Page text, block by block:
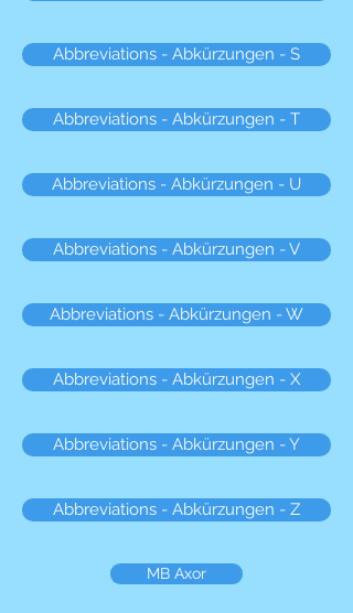
Abbreviations - Abkürzungen - S
Abbreviations - Abkürzungen - T
Abbreviations - Abkürzungen - U
Abbreviations - Abkürzungen - V
Abbreviations - Abkürzungen - W
Abbreviations - Abkürzungen - X
Abbreviations - Abkürzungen - Y
Abbreviations - Abkürzungen - Z
MB Axor